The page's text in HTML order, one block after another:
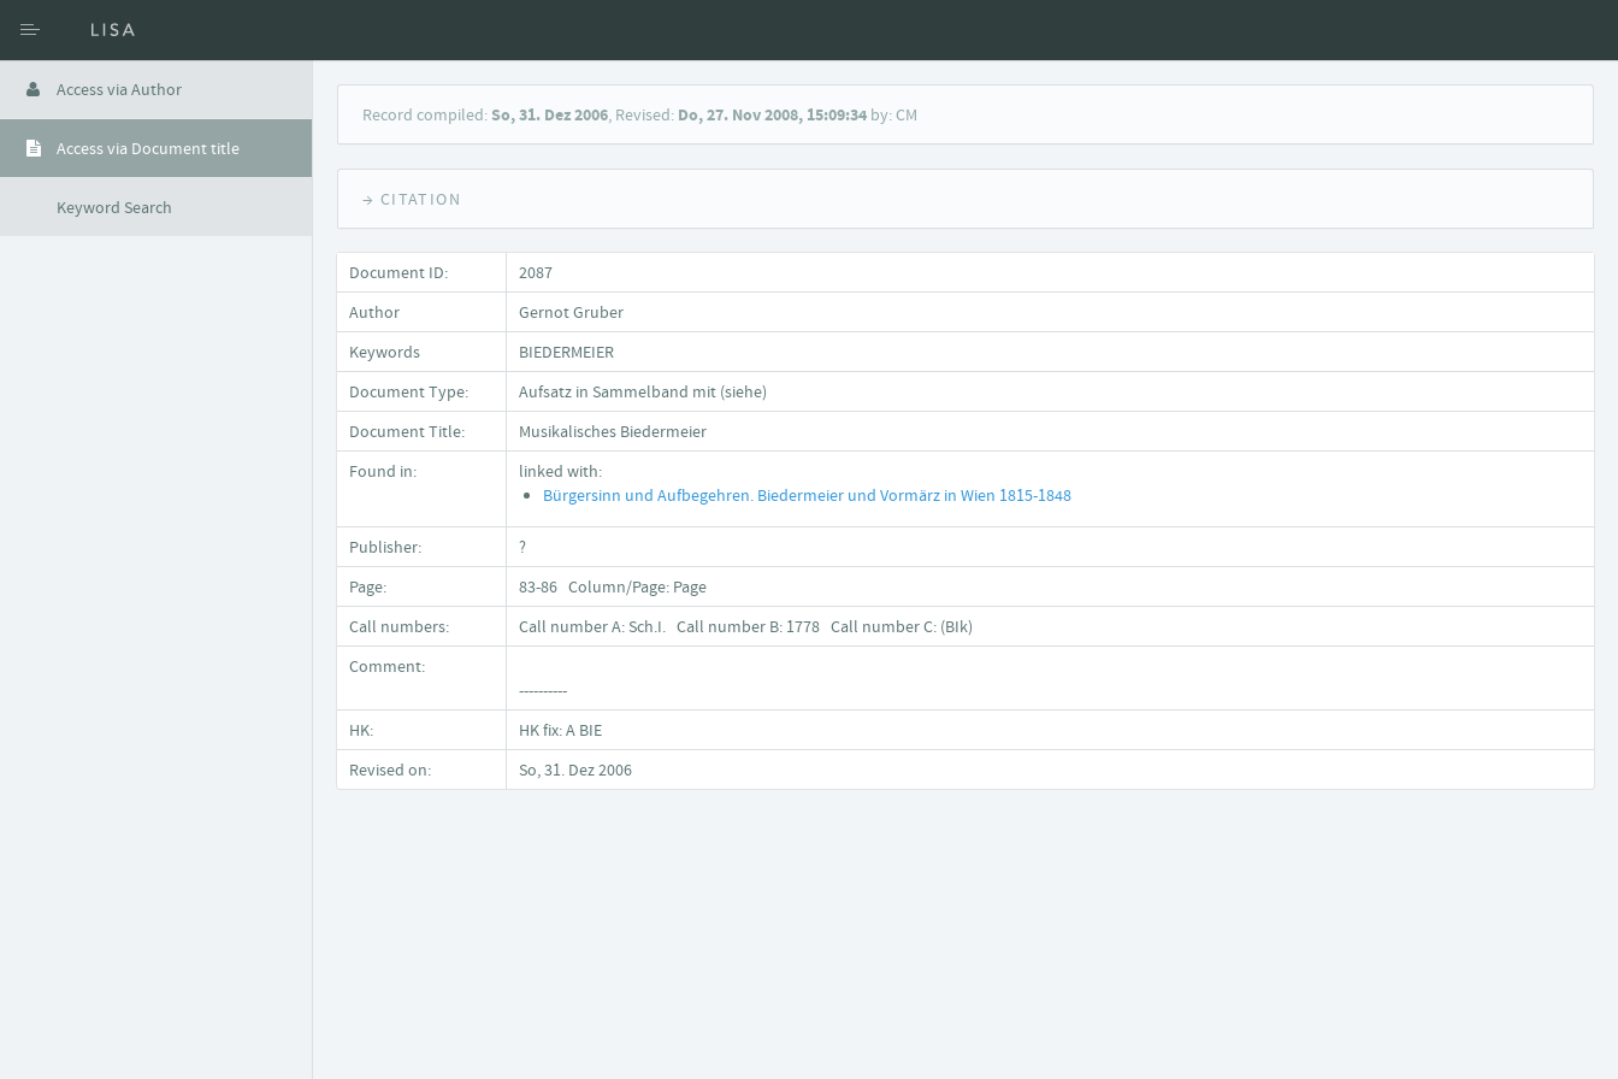
Access via Author
Access via Document title
Keyword Search
Record compiled:So, 31. Dez 2006, Revised: Do, 27. Nov 2008, 15:09:34 by: CM
→ CITATION
Document ID:
2087
Author
Gernot Gruber
Keywords
BIEDERMEIER
Document Type:
Aufsatz in Sammelband mit (siehe)
Document Title:
Musikalisches Biedermeier
Found in:
linked with:
Bürgersinn und Aufbegehren. Biedermeier und Vormärz in Wien 1815-1848
Publisher:
?
Page:
83-86 Column/Page: Page
Call numbers:
Call number A: Sch.I. Call number B: 1778 Call number C: (BIk)
Comment:
----------
HK:
HK fix: A BIE
Revised on:
So, 31. Dez 2006